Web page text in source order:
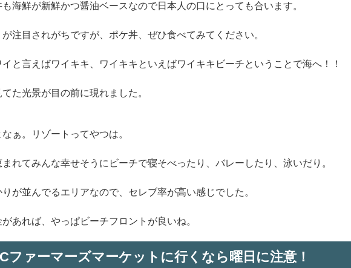
海鮮が新鮮かつ醤油ベースなので日本人の口にとっても合います。
注目されがちですが、ポケ丼、ぜひ食べてみてください。
と言えばワイキキ、ワイキキといえばワイキキビーチということで海へ！！
た光景が目の前に現れました。
ぁ。リゾートってやつは。
れてみんな幸せそうにビーチで寝そべったり、バレーしたり、泳いだり。
が並んでるエリアなので、セレブ率が高い感じでした。
あれば、やっぱビーチフロントが良いね。
ファーマーズマーケットに行くなら曜日に注意！